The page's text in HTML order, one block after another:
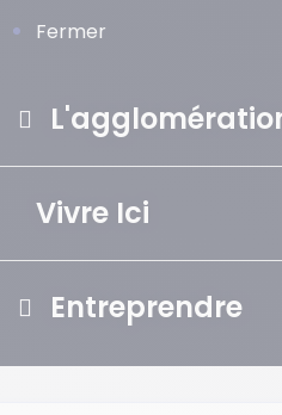
Fermer
Vivre Ici
Entreprendre